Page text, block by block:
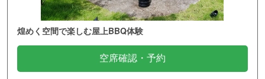
煌めく空間で楽しむ屋上BBQ体験
空席確認・予約